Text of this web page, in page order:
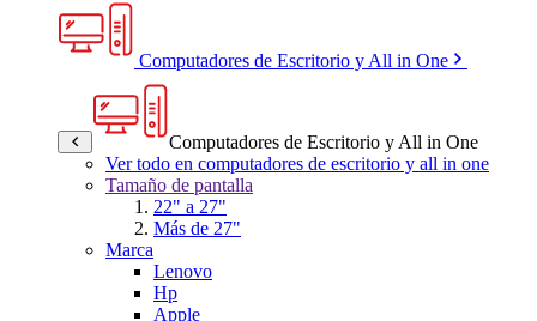
Computadores de Escritorio y All in One
Computadores de Escritorio y All in One
Ver todo en computadores de escritorio y all in one
Tamaño de pantalla
22" a 27"
Más de 27"
Marca
Lenovo
Hp
Apple